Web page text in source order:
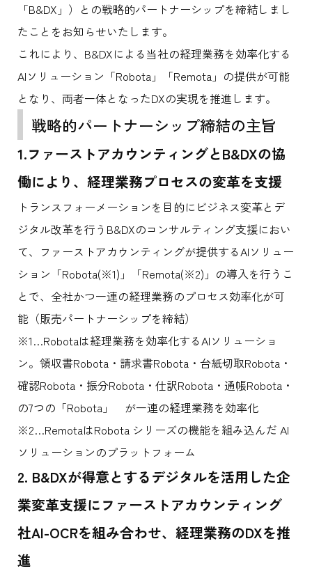
「B&DX」）との戦略的パートナーシップを締結しまし
たことをお知らせいたします。
これにより、B&DXによる当社の経理業務を効率化する
AIソリューション「Robota」「Remota」の提供が可能
となり、両者一体となったDXの実現を推進します。
戦略的パートナーシップ締結の主旨
1.ファーストアカウンティングとB&DXの協
働により、経理業務プロセスの変革を支援
トランスフォーメーションを目的にビジネス変革とデ
ジタル改革を行うB&DXのコンサルティング支援におい
て、ファーストアカウンティングが提供するAIソリュー
ション「Robota(※1)」「Remota(※2)」の導入を行うこ
とで、全社かつ一連の経理業務のプロセス効率化が可
能（販売パートナーシップを締結）
※1…Robotaは経理業務を効率化するAIソリューショ
ン。領収書Robota・請求書Robota・台紙切取Robota・
確認Robota・振分Robota・仕訳Robota・通帳Robota・
の7つの「Robota」 が一連の経理業務を効率化
※2…RemotaはRobota シリーズの機能を組み込んだ AI
ソリューションのプラットフォーム
2. B&DXが得意とするデジタルを活用した企
業変革支援にファーストアカウンティング
社AI-OCRを組み合わせ、経理業務のDXを推
進